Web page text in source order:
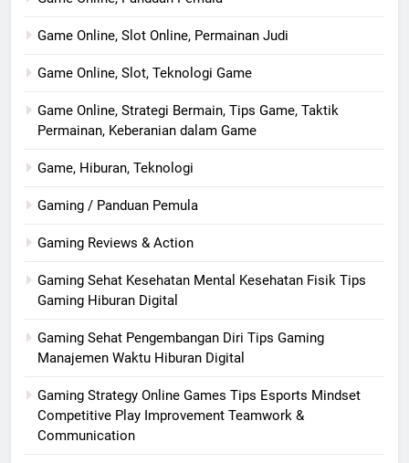
Game Online, Slot Online, Permainan Judi
Game Online, Slot, Teknologi Game
Game Online, Strategi Bermain, Tips Game, Taktik
Permainan, Keberanian dalam Game
Game, Hiburan, Teknologi
Gaming / Panduan Pemula
Gaming Reviews & Action
Gaming Sehat Kesehatan Mental Kesehatan Fisik Tips
Gaming Hiburan Digital
Gaming Sehat Pengembangan Diri Tips Gaming
Manajemen Waktu Hiburan Digital
Gaming Strategy Online Games Tips Esports Mindset
Competitive Play Improvement Teamwork &
Communication